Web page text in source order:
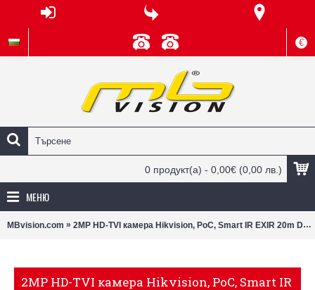
€
0 продукт(а) - 0,00€ (0,00 лв.)
МЕНЮ
MBvision.com » 2MP HD-TVI камера Hikvision, PoC, Smart IR EXIR 20m DS-2CE16D8T-ITE
2MP HD-TVI камера Hikvision, PoC, Smart IR